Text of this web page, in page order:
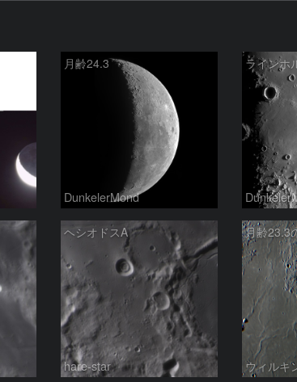
月齢24.3
DunkelerMond
ラインホ
ヘシオドスA
hare-star
月齢23.3
ウィルキ